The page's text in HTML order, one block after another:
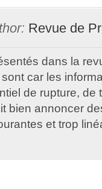
Revue de
dans la
car les
de rupture, de
bien annoncer
et trop